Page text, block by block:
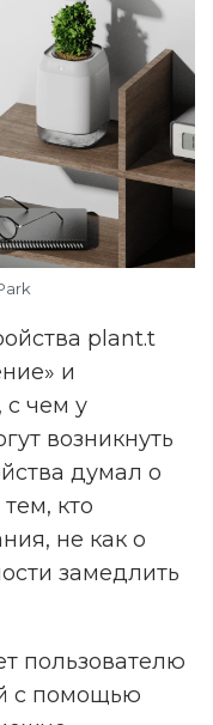
plant.t
и
с чем у
возникнуть
думал о
кто
не как о
замедлить
пользователю
с помощью